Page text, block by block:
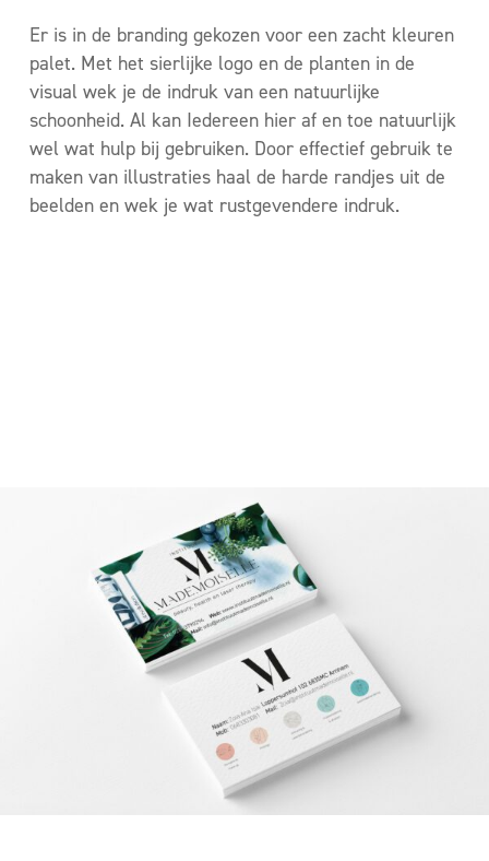
Er is in de branding gekozen voor een zacht kleuren
palet. Met het sierlijke logo en de planten in de
visual wek je de indruk van een natuurlijke
schoonheid. Al kan Iedereen hier af en toe natuurlijk
wel wat hulp bij gebruiken. Door effectief gebruik te
maken van illustraties haal de harde randjes uit de
beelden en wek je wat rustgevendere indruk.